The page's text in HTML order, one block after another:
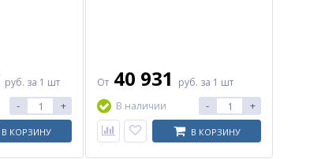
руб. за 1 шт
- +
В КОРЗИНУ
От 40 931 руб. за 1 шт
В наличии
- +
В КОРЗИНУ